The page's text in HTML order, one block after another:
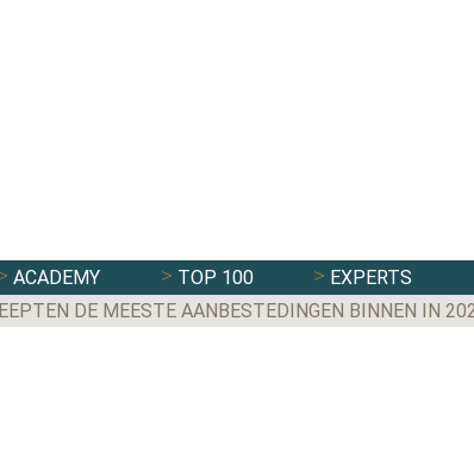
ACADEMY TOP 100 EXPERTS
DE MEESTE AANBESTEDINGEN BINNEN IN